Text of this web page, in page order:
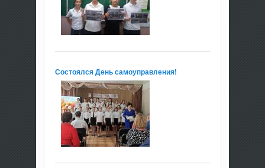
Состоялся День самоуправления!